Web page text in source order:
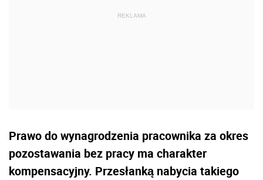
Prawo do wynagrodzenia pracownika za okres
pozostawania bez pracy ma charakter
kompensacyjny. Przesłanką nabycia takiego